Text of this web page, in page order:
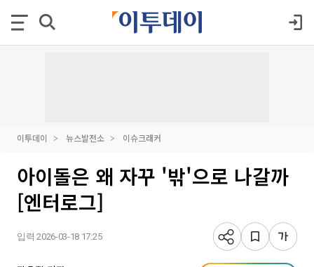
이투데이 뉴스발전소 이슈크래커
아이돌은 왜 자꾸 '밖'으로 나갈까
[엔터로그]
입력 2026-03-18 17:25